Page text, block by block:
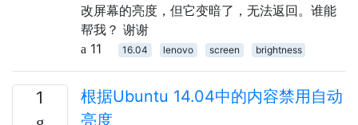
改屏幕的亮度，但它变暗了，无法返回。谁能
帮我？ 谢谢
11
16.04 lenovo screen brightness
1
根据Ubuntu 14.04中的内容禁用自动
亮度